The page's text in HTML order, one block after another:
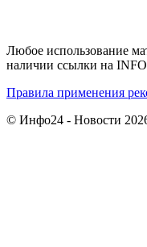
Любое использование
наличии ссылки на
Правила применения
© Инфо24 - Новости